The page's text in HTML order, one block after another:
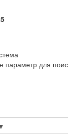
параметр для